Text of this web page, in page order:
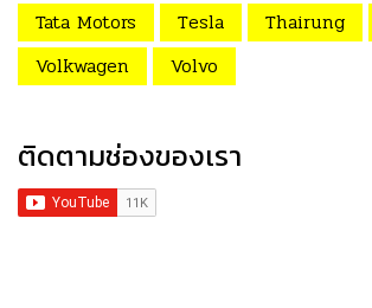
Tata Motors
Tesla Thairung
Volkwagen
Volvo
ติดตามช่องของเรา